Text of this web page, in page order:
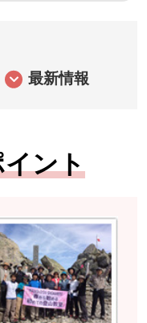
最新情報
ント